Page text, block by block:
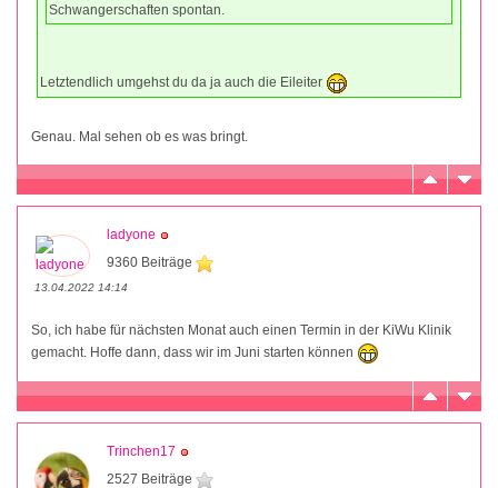
Schwangerschaften spontan.
Letztendlich umgehst du da ja auch die Eileiter
Genau. Mal sehen ob es was bringt.
ladyone
9360 Beiträge
13.04.2022 14:14
So, ich habe für nächsten Monat auch einen Termin in der KiWu Klinik
gemacht. Hoffe dann, dass wir im Juni starten können
Trinchen17
2527 Beiträge